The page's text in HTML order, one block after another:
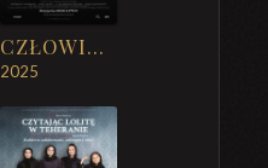
CZŁOWIEK SŁOŃ
2025